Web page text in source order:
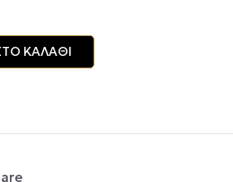
ΚΑΛΆΘΙ